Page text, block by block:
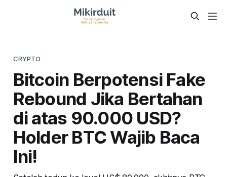
CRYPTO
Bitcoin Berpotensi Fake
Rebound Jika Bertahan
di atas 90.000 USD?
Holder BTC Wajib Baca
Ini!